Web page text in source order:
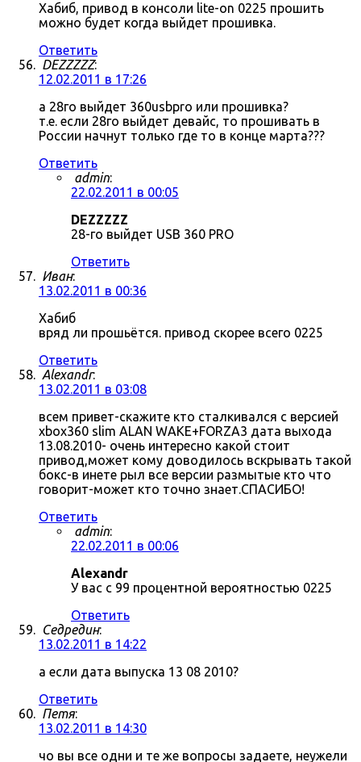
Хабиб, привод в консоли lite-on 0225 прошить
можно будет когда выйдет прошивка.
Ответить
DEZZZZZ:
12.02.2011 в 17:26
а 28го выйдет 360usbpro или прошивка?
т.е. если 28го выйдет девайс, то прошивать в
России начнут только где то в конце марта???
Ответить
admin:
22.02.2011 в 00:05
DEZZZZZ
28-го выйдет USB 360 PRO
Ответить
Иван:
13.02.2011 в 00:36
Хабиб
вряд ли прошьётся. привод скорее всего 0225
Ответить
Alexandr:
13.02.2011 в 03:08
всем привет-скажите кто сталкивался с версией
xbox360 slim ALAN WAKE+FORZA3 дата выхода
13.08.2010- очень интересно какой стоит
привод,может кому доводилось вскрывать такой
бокс-в инете рыл все версии размытые кто что
говорит-может кто точно знает.СПАСИБО!
Ответить
admin:
22.02.2011 в 00:06
Alexandr
У вас с 99 процентной вероятностью 0225
Ответить
Седредин:
13.02.2011 в 14:22
а если дата выпуска 13 08 2010?
Ответить
Петя:
13.02.2011 в 14:30
чо вы все одни и те же вопросы задаете, неужели